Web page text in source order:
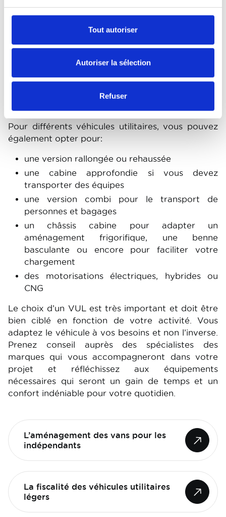
Tout autoriser
Autoriser la sélection
Refuser
Pour différents véhicules utilitaires, vous pouvez
également opter pour:
une version rallongée ou rehaussée
une cabine approfondie si vous devez
transporter des équipes
une version combi pour le transport de
personnes et bagages
un châssis cabine pour adapter un
aménagement frigorifique, une benne
basculante ou encore pour faciliter votre
chargement
des motorisations électriques, hybrides ou
CNG
Le choix d’un VUL est très important et doit être
bien ciblé en fonction de votre activité. Vous
adaptez le véhicule à vos besoins et non l’inverse.
Prenez conseil auprès des spécialistes des
marques qui vous accompagneront dans votre
projet et réfléchissez aux équipements
nécessaires qui seront un gain de temps et un
confort indéniable pour votre quotidien.
L’aménagement des vans pour les
indépendants
La fiscalité des véhicules utilitaires
légers